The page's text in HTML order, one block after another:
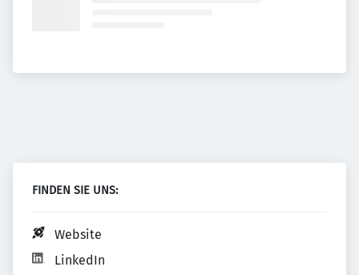
FINDEN SIE UNS:
Website
LinkedIn